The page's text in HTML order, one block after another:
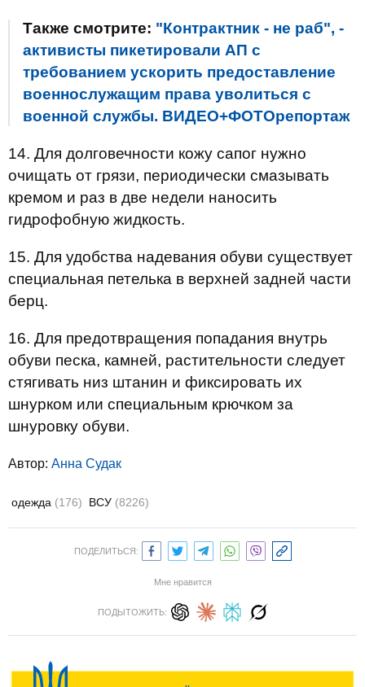
Также смотрите: "Контрактник - не раб", -
активисты пикетировали АП с
требованием ускорить предоставление
военнослужащим права уволиться с
военной службы. ВИДЕО+ФОТОрепортаж
14. Для долговечности кожу сапог нужно
очищать от грязи, периодически смазывать
кремом и раз в две недели наносить
гидрофобную жидкость.
15. Для удобства надевания обуви существует
специальная петелька в верхней задней части
берц.
16. Для предотвращения попадания внутрь
обуви песка, камней, растительности следует
стягивать низ штанин и фиксировать их
шнурком или специальным крючком за
шнуровку обуви.
Автор: Анна Судак
одежда (176) ВСУ (8226)
ПОДЕЛИТЬСЯ:
Мне нравится
ПОДЫТОЖИТЬ: